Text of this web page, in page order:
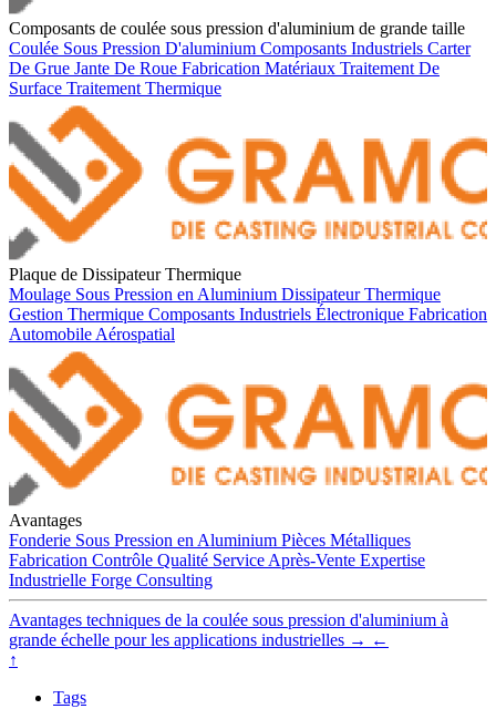
Composants de coulée sous pression d'aluminium de grande taille
Coulée Sous Pression D'aluminium Composants Industriels Carter
De Grue Jante De Roue Fabrication Matériaux Traitement De
Surface Traitement Thermique
Plaque de Dissipateur Thermique
Moulage Sous Pression en Aluminium Dissipateur Thermique
Gestion Thermique Composants Industriels Électronique Fabrication
Automobile Aérospatial
Avantages
Fonderie Sous Pression en Aluminium Pièces Métalliques
Fabrication Contrôle Qualité Service Après-Vente Expertise
Industrielle Forge Consulting
Avantages techniques de la coulée sous pression d'aluminium à
grande échelle pour les applications industrielles → ←
↑
Tags